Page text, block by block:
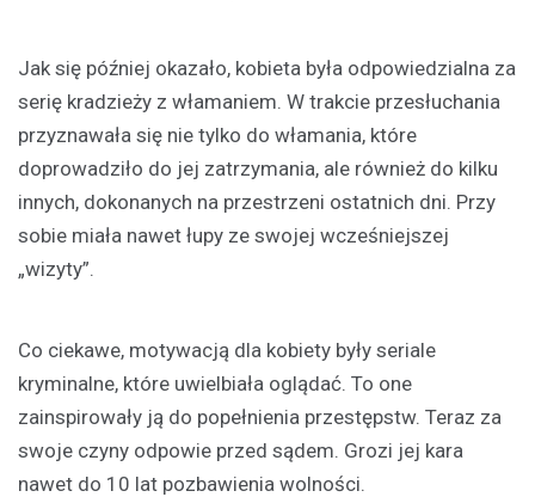
Jak się później okazało, kobieta była odpowiedzialna za
serię kradzieży z włamaniem. W trakcie przesłuchania
przyznawała się nie tylko do włamania, które
doprowadziło do jej zatrzymania, ale również do kilku
innych, dokonanych na przestrzeni ostatnich dni. Przy
sobie miała nawet łupy ze swojej wcześniejszej
„wizyty”.
Co ciekawe, motywacją dla kobiety były seriale
kryminalne, które uwielbiała oglądać. To one
zainspirowały ją do popełnienia przestępstw. Teraz za
swoje czyny odpowie przed sądem. Grozi jej kara
nawet do 10 lat pozbawienia wolności.